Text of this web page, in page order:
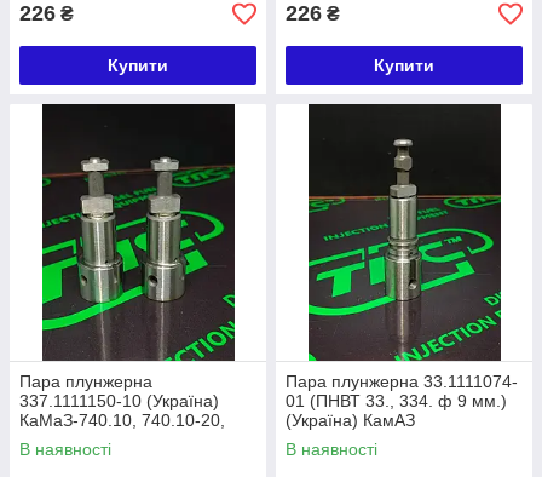
226 ₴
Купити
226 ₴
Купити
Пара плунжерна
337.1111150-10 (Україна)
КаМаЗ-740.10, 740.10-20,
7403.10 EURO-1
В наявності
Пара плунжерна 33.1111074-
01 (ПНВТ 33., 334. ф 9 мм.)
(Україна) КамАЗ
В наявності